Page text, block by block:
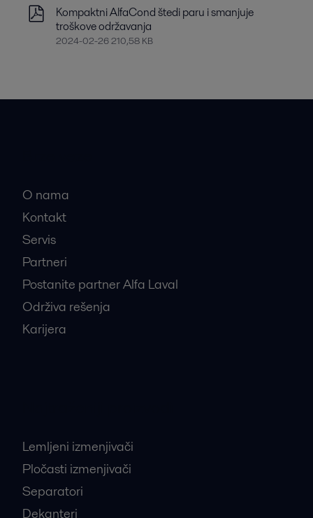
Kompaktni AlfaCond štedi paru i smanjuje
troškove održavanja
2024-02-26 210,58 KB
O nama
Kontakt
Servis
Partneri
Postanite partner Alfa Laval
Održiva rešenja
Karijera
Lemljeni izmenjivači
Pločasti izmenjivači
Separatori
Dekanteri